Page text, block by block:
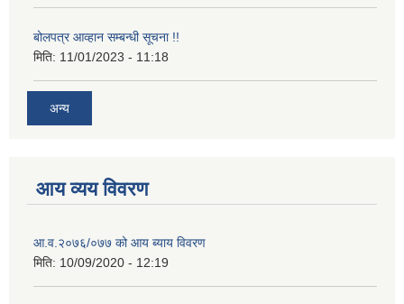
बोलपत्र आव्हान सम्बन्धी सूचना !!
मिति: 11/01/2023 - 11:18
अन्य
आय व्यय विवरण
आ.व.२०७६/०७७ को आय ब्याय विवरण
मिति: 10/09/2020 - 12:19